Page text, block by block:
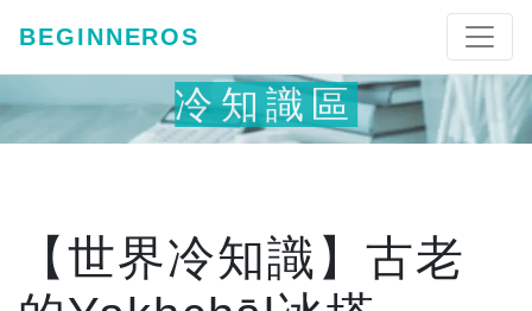
BEGINNEROS
冷知識區
【世界冷知識】古老